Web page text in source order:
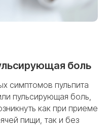
боль
симптомов пульпита
пульсирующая боль,
как при приеме
пищи, так и без